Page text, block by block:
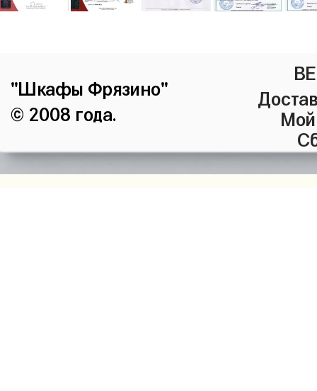
"Шкафы Фрязино"
© 2008 года.